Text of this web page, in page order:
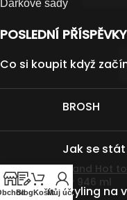
Dárkové sady
POSLEDNÍ PŘÍSPĚVKY
Co si koupit když
BROSH
Jak se
Styling na
BlogKošíkMůj účet
Přípravek pro
Firsthand Hot
spray 946 ml